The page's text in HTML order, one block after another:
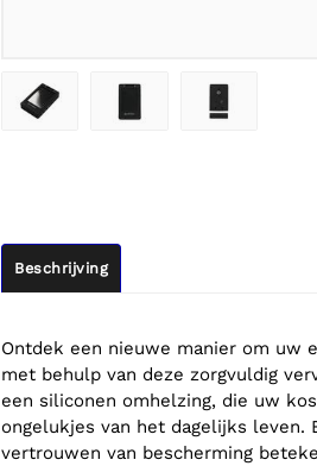
Beschrijving
Ontdek een nieuwe manier om uw
met behulp van deze zorgvuldig
een siliconen omhelzing, die uw
ongelukjes van het dagelijks
vertrouwen van bescherming